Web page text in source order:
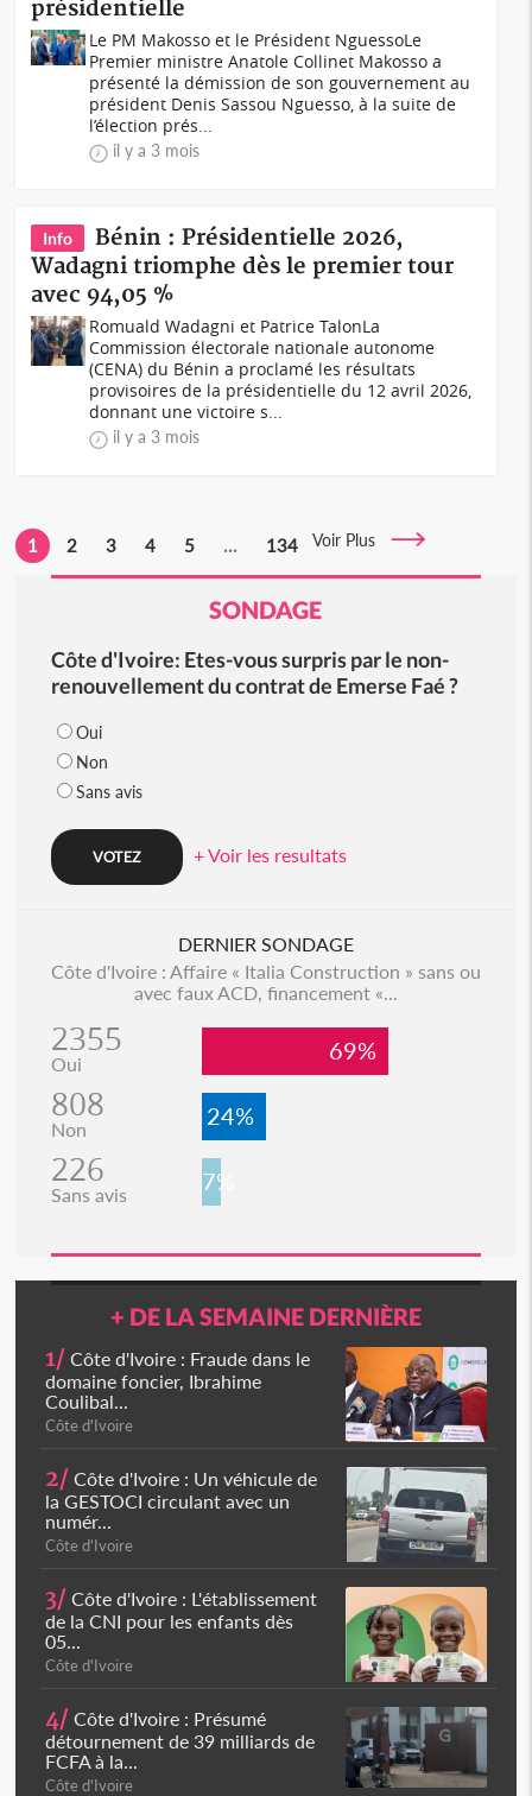
présidentielle
Le PM Makosso et le Président NguessoLe
Premier ministre Anatole Collinet Makosso a
présenté la démission de son gouvernement au
président Denis Sassou Nguesso, à la suite de
l’élection prés...
il y a 3 mois
Info
Bénin : Présidentielle 2026,
Wadagni triomphe dès le premier tour
avec 94,05 %
Romuald Wadagni et Patrice TalonLa
Commission électorale nationale autonome
(CENA) du Bénin a proclamé les résultats
provisoires de la présidentielle du 12 avril 2026,
donnant une victoire s...
il y a 3 mois
1 2 3 4 5 ... 134 Voir Plus
SONDAGE
Côte d'Ivoire: Etes-vous surpris par le non-
renouvellement du contrat de Emerse Faé ?
Oui
Non
Sans avis
+ Voir les resultats
DERNIER SONDAGE
Côte d'Ivoire : Affaire « Italia Construction » sans ou
avec faux ACD, financement «...
2355
Oui 69%
808
Non 24%
226
Sans avis 7%
+ DE LA SEMAINE DERNIÈRE
1/ Côte d'Ivoire : Fraude dans le
domaine foncier, Ibrahime
Coulibal...
Côte d'Ivoire
2/ Côte d'Ivoire : Un véhicule de
la GESTOCI circulant avec un
numér...
Côte d'Ivoire
3/ Côte d'Ivoire : L'établissement
de la CNI pour les enfants dès
05...
Côte d'Ivoire
4/ Côte d'Ivoire : Présumé
détournement de 39 milliards de
FCFA à la...
Côte d'Ivoire